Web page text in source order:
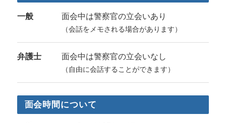
一般 面会中は警察官の立会いあり
（会話をメモされる場合があります）
弁護士 面会中は警察官の立会いなし
（自由に会話することができます）
面会時間について